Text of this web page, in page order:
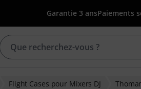
Garantie 3 ansPaiements
Flight Cases pour Mixers DJ